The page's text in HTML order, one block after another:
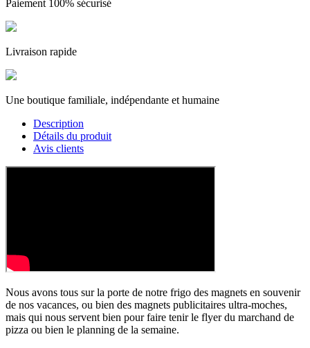
Paiement 100% sécurisé
Livraison rapide
Une boutique familiale, indépendante et humaine
Description
Détails du produit
Avis clients
Nous avons tous sur la porte de notre frigo des magnets en souvenir
de nos vacances, ou bien des magnets publicitaires ultra-moches,
mais qui nous servent bien pour faire tenir le flyer du marchand de
pizza ou bien le planning de la semaine.